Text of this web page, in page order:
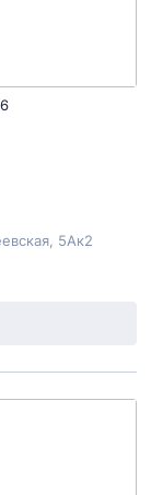
, 5Ак2